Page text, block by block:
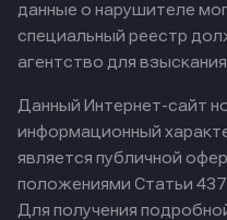
данные о нарушителе
специальный реестр
агентство для
Данный Интернет-сайт
информационный
является публичной
положениями Статьи
Для получения